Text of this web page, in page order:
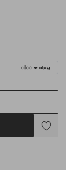
Legg